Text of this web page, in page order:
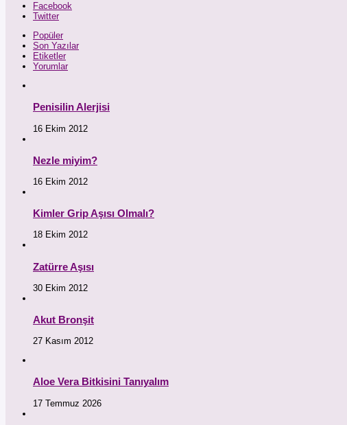
Facebook
Twitter
Popüler
Son Yazılar
Etiketler
Yorumlar
Penisilin Alerjisi
16 Ekim 2012
Nezle miyim?
16 Ekim 2012
Kimler Grip Aşısı Olmalı?
18 Ekim 2012
Zatürre Aşısı
30 Ekim 2012
Akut Bronşit
27 Kasım 2012
Aloe Vera Bitkisini Tanıyalım
17 Temmuz 2026